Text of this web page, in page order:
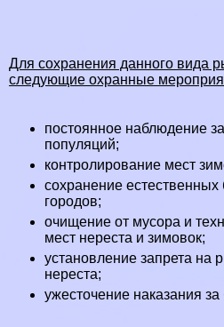
Для сохранения данного вида
следующие охранные
постоянное наблюдение
популяций;
контролирование мест
сохранение естественных
городов;
очищение от мусора и
мест нереста и зимовок;
установление запрета
нереста;
ужесточение наказания за